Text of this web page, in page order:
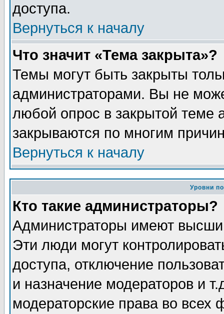
доступа.
Вернуться к началу
Что значит «Тема закрыта»?
Темы могут быть закрыты
администраторами. Вы не
любой опрос в закрытой теме
закрываются по многим
Вернуться к началу
Уровни
Кто такие администраторы?
Администраторы имеют
Эти люди могут
доступа, отключение
и назначение модераторов и
модераторские права во всех